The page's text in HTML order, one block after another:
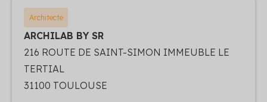
Architecte
ARCHILAB BY SR
216 ROUTE DE SAINT-SIMON IMMEUBLE LE
TERTIAL
31100 TOULOUSE